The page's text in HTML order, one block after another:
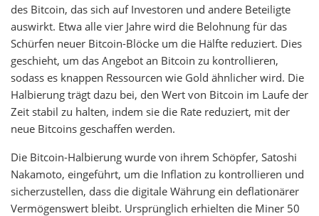
des Bitcoin, das sich auf Investoren und andere Beteiligte
auswirkt. Etwa alle vier Jahre wird die Belohnung für das
Schürfen neuer Bitcoin-Blöcke um die Hälfte reduziert. Dies
geschieht, um das Angebot an Bitcoin zu kontrollieren,
sodass es knappen Ressourcen wie Gold ähnlicher wird. Die
Halbierung trägt dazu bei, den Wert von Bitcoin im Laufe der
Zeit stabil zu halten, indem sie die Rate reduziert, mit der
neue Bitcoins geschaffen werden.
Die Bitcoin-Halbierung wurde von ihrem Schöpfer, Satoshi
Nakamoto, eingeführt, um die Inflation zu kontrollieren und
sicherzustellen, dass die digitale Währung ein deflationärer
Vermögenswert bleibt. Ursprünglich erhielten die Miner 50